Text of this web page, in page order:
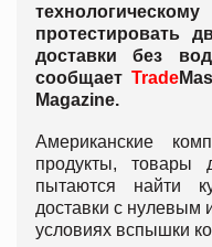
протестировать
доставки без
сообщаетTrade
Magazine.
Американские
продукты,
пытаются найти
доставки с нулевым
условиях вспышки